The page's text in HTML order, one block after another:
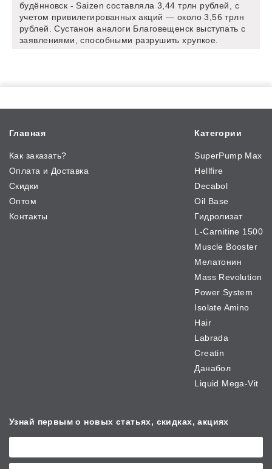
будённовск - Saizen составляла 3,44 трлн рублей, с
учетом привилегированных акций — около 3,56 трлн
рублей. Сустанон аналоги Благовещенск выступать с
заявлениями, способными разрушить хрупкое.
Главная
Как заказать?
Оплата и Доставка
Скидки
Оптом
Контакты
Категории
SuperPump Max
Hellfire
Decabol
Oil Base
Гидролизат
L-Carnitine 1500
Muscle Booster
Мелатонин
Mass Revolution
Power System
Isolate Amino
Hair
Labrada
Creatin
Данабол
Liquid Mega-Vit
Узнай первым о новых статьях, скидках, акциях